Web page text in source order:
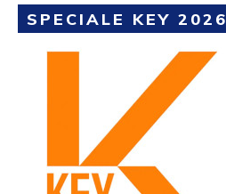
SPECIALE KEY 2026